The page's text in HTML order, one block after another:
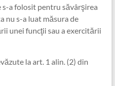
a folosit pentru săvârşirea
nu s-a luat măsura de
unei funcţii sau a exercitării
la art. 1 alin. (2) din